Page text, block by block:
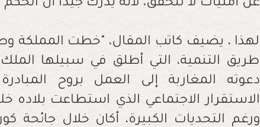
عن أمنيات لا تتحقق، لأنه يدرك جيدا أن
لهذا ، يضيف كاتب المقال، "خطت المملكة
طريق التنمية، التي أطلق في سبيلها
دعوته المغاربة إلى العمل بروح
الاستقرار الاجتماعي الذي استطاعت بلاده
ورغم التحديات الكبيرة، أكان خلال جائحة